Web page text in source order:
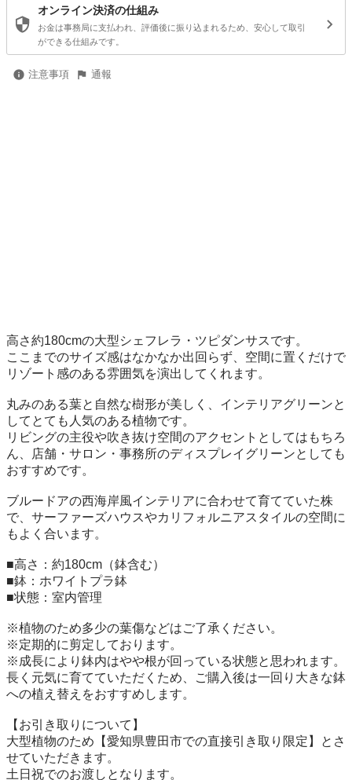
オンライン決済の仕組み
お金は事務局に支払われ、評価後に振り込まれるため、安心して取引
ができる仕組みです。
注意事項 通報
高さ約180cmの大型シェフレラ・ツピダンサスです。
ここまでのサイズ感はなかなか出回らず、空間に置くだけで
リゾート感のある雰囲気を演出してくれます。
丸みのある葉と自然な樹形が美しく、インテリアグリーンと
してとても人気のある植物です。
リビングの主役や吹き抜け空間のアクセントとしてはもちろ
ん、店舗・サロン・事務所のディスプレイグリーンとしても
おすすめです。
ブルードアの西海岸風インテリアに合わせて育てていた株
で、サーファーズハウスやカリフォルニアスタイルの空間に
もよく合います。
■高さ：約180cm（鉢含む）
■鉢：ホワイトプラ鉢
■状態：室内管理
※植物のため多少の葉傷などはご了承ください。
※定期的に剪定しております。
※成長により鉢内はやや根が回っている状態と思われます。
長く元気に育てていただくため、ご購入後は一回り大きな鉢
への植え替えをおすすめします。
【お引き取りについて】
大型植物のため【愛知県豊田市での直接引き取り限定】とさ
せていただきます。
土日祝でのお渡しとなります。